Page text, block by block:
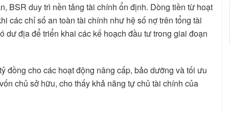
BSR duy trì nền tảng tài chính ổn định. Dòng tiền từ hoạt
các chỉ số an toàn tài chính như hệ số nợ trên tổng tài
địa để triển khai các kế hoạch đầu tư trong giai đoạn
đồng cho các hoạt động nâng cấp, bảo dưỡng và tối ưu
chủ sở hữu, cho thấy khả năng tự chủ tài chính của